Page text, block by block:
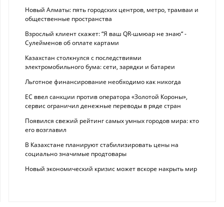
Новый Алматы: пять городских центров, метро, трамваи и
общественные пространства
Взрослый клиент скажет: “Я ваш QR-шмюар не знаю“ -
Сулейменов об оплате картами
Казахстан столкнулся с последствиями
электромобильного бума: сети, зарядки и батареи
Льготное финансирование необходимо как никогда
ЕС ввел санкции против оператора «Золотой Короны»,
сервис ограничил денежные переводы в ряде стран
Появился свежий рейтинг самых умных городов мира: кто
его возглавил
В Казахстане планируют стабилизировать цены на
социально значимые продтовары
Новый экономический кризис может вскоре накрыть мир